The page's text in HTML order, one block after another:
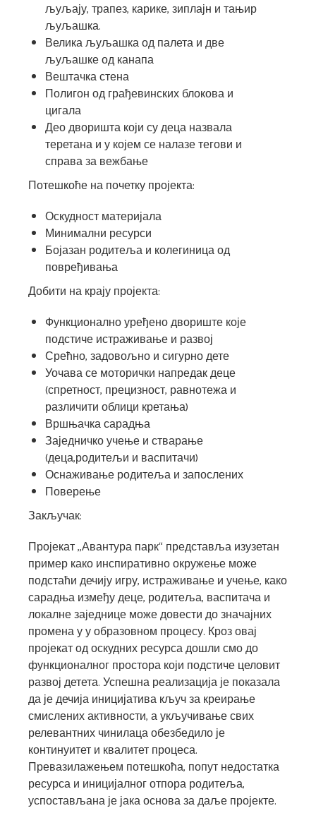
љуљају, трапез, карике, зиплајн и тањир
љуљашка.
Велика љуљашка од палета и две
љуљашке од канапа
Вештачка стена
Полигон од грађевинских блокова и
цигала
Део дворишта који су деца назвала
теретана и у којем се налазе тегови и
справа за вежбање
Потешкоће на почетку пројекта:
Оскудност материјала
Минимални ресурси
Бојазан родитеља и колегиница од
повређивања
Добити на крају пројекта:
Функционално уређено двориште које
подстиче истраживање и развој
Срећно, задовољно и сигурно дете
Уочава се моторички напредак деце
(спретност, прецизност, равнотежа и
различити облици кретања)
Вршњачка сарадња
Заједничко учење и стварање
(деца,родитељи и васпитачи)
Оснаживање родитеља и запослених
Поверење
Закључак:
Пројекат ,,Авантура парк“ представља изузетан
пример како инспиративно окружење може
подстаћи дечију игру, истраживање и учење, како
сарадња између деце, родитеља, васпитача и
локалне заједнице може довести до значајних
промена у у образовном процесу. Кроз овај
пројекат од оскудних ресурса дошли смо до
функционалног простора који подстиче целовит
развој детета. Успешна реализација је показала
да је дечија иницијатива кључ за креирање
смислених активности, а укључивање свих
релевантних чинилаца обезбедило је
континуитет и квалитет процеса.
Превазилажењем потешкоћа, попут недостатка
ресурса и иницијалног отпора родитеља,
успостављана је јака основа за даље пројекте.